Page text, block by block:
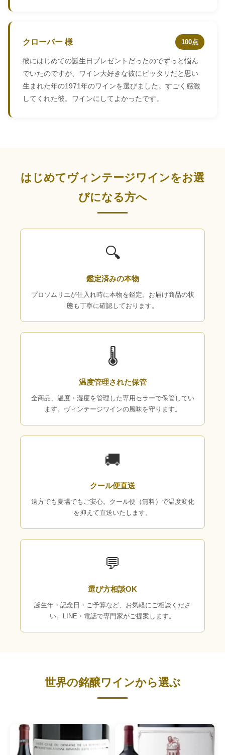
クローバー 様 100点
彼にはじめての誕生日プレゼントだったのでずっと悩ん
でいたのですが、ワイン大好きな彼にピッタリだと思い
生まれた年の1971年のワインを選びました。すごく感激
してくれた彼。ワインにしてよかったです。
はじめてヴィンテージワインをお選
びになる方へ
🔍
鑑定済みの本物
プロソムリエが仕入れ時に本物を鑑定。お届け商品の状
態も丁寧に確認しております。
🌡
温度管理された保管
全商品、温度・湿度を管理した専用セラーで保管してい
ます。ヴィンテージワインの風味を守ります。
🚚
クール便直送
遠方でも夏場でもご安心。クール便（無料）で温度変化
を抑えて直送いたします。
💬
選び方相談OK
誕生年・記念日・ご予算など、お気軽にご相談くださ
い。LINE・電話で専門家がご提案します。
世界の銘醸ワインから選ぶ